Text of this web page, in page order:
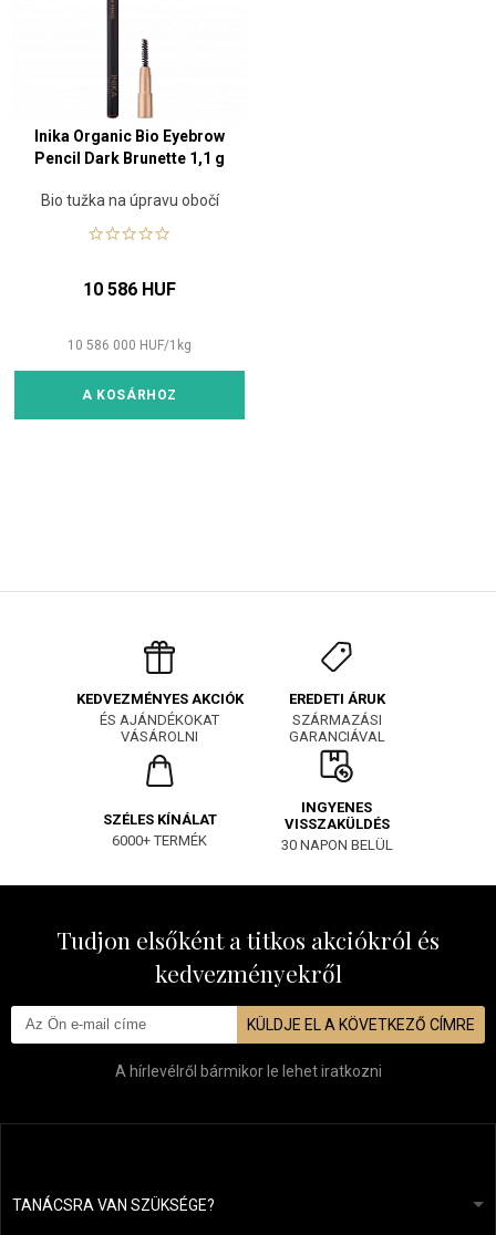
Inika Organic Bio Eyebrow
Pencil Dark Brunette 1,1 g
Bio tužka na úpravu obočí
10 586 HUF
10 586 000 HUF/1 kg
A KOSÁRHOZ
KEDVEZMÉNYES AKCIÓK
ÉS AJÁNDÉKOKAT
VÁSÁROLNI
EREDETI ÁRUK
SZÁRMAZÁSI
GARANCIÁVAL
SZÉLES KÍNÁLAT
6000+ TERMÉK
INGYENES
VISSZAKÜLDÉS
30 NAPON BELÜL
Tudjon elsőként a titkos akciókról és
kedvezményekről
KÜLDJE EL A KÖVETKEZŐ CÍMRE
A hírlevélről bármikor le lehet iratkozni
TANÁCSRA VAN SZÜKSÉGE?info@mapeja.hu